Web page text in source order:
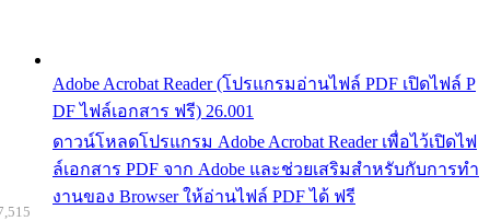
Adobe Acrobat Reader (โปรแกรมอ่านไฟล์ PDF เปิดไฟล์ P
DF ไฟล์เอกสาร ฟรี) 26.001
ดาวน์โหลดโปรแกรม Adobe Acrobat Reader เพื่อไว้เปิดไฟ
ล์เอกสาร PDF จาก Adobe และช่วยเสริมสำหรับกับการทำ
งานของ Browser ให้อ่านไฟล์ PDF ได้ ฟรี